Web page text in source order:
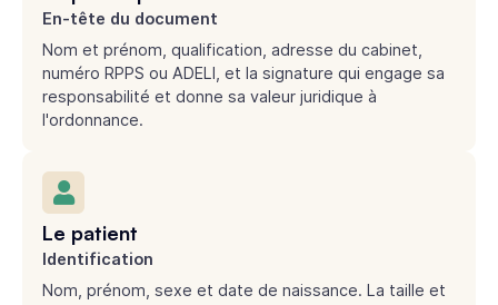
En-tête du document
Nom et prénom, qualification, adresse du cabinet,
numéro RPPS ou ADELI, et la signature qui engage sa
responsabilité et donne sa valeur juridique à
l'ordonnance.
Le patient
Identification
Nom, prénom, sexe et date de naissance. La taille et